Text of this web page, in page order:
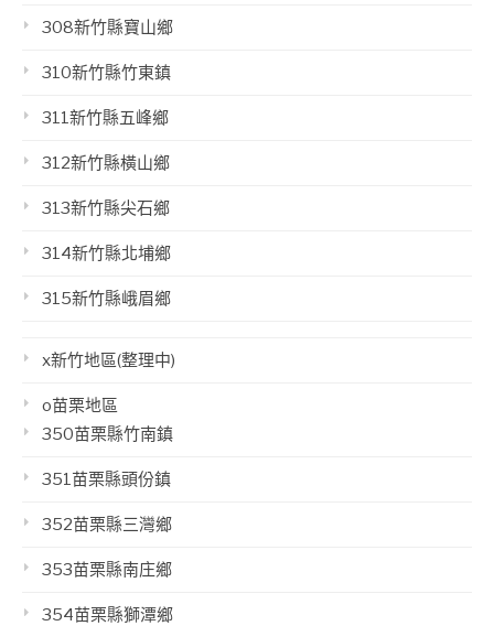
308新竹縣寶山鄉
310新竹縣竹東鎮
311新竹縣五峰鄉
312新竹縣橫山鄉
313新竹縣尖石鄉
314新竹縣北埔鄉
315新竹縣峨眉鄉
x新竹地區(整理中)
o苗栗地區
350苗栗縣竹南鎮
351苗栗縣頭份鎮
352苗栗縣三灣鄉
353苗栗縣南庄鄉
354苗栗縣獅潭鄉